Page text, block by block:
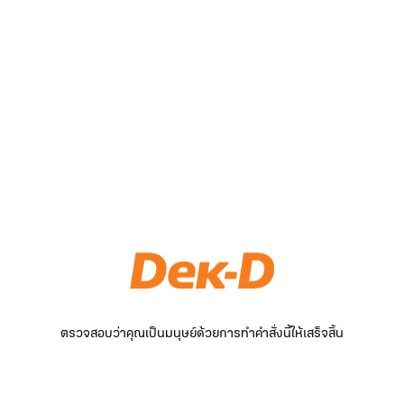
ตรวจสอบว่าคุณเป็นมนุษย์ด้วยการทำคำสั่งนี้ให้เสร็จสิ้น